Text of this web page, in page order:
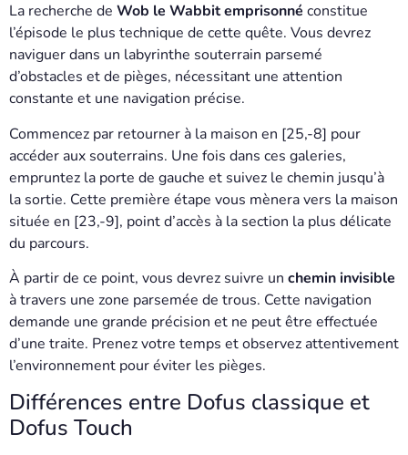
La recherche de Wob le Wabbit emprisonné constitue
l’épisode le plus technique de cette quête. Vous devrez
naviguer dans un labyrinthe souterrain parsemé
d’obstacles et de pièges, nécessitant une attention
constante et une navigation précise.
Commencez par retourner à la maison en [25,-8] pour
accéder aux souterrains. Une fois dans ces galeries,
empruntez la porte de gauche et suivez le chemin jusqu’à
la sortie. Cette première étape vous mènera vers la maison
située en [23,-9], point d’accès à la section la plus délicate
du parcours.
À partir de ce point, vous devrez suivre un chemin invisible
à travers une zone parsemée de trous. Cette navigation
demande une grande précision et ne peut être effectuée
d’une traite. Prenez votre temps et observez attentivement
l’environnement pour éviter les pièges.
Différences entre Dofus classique et
Dofus Touch